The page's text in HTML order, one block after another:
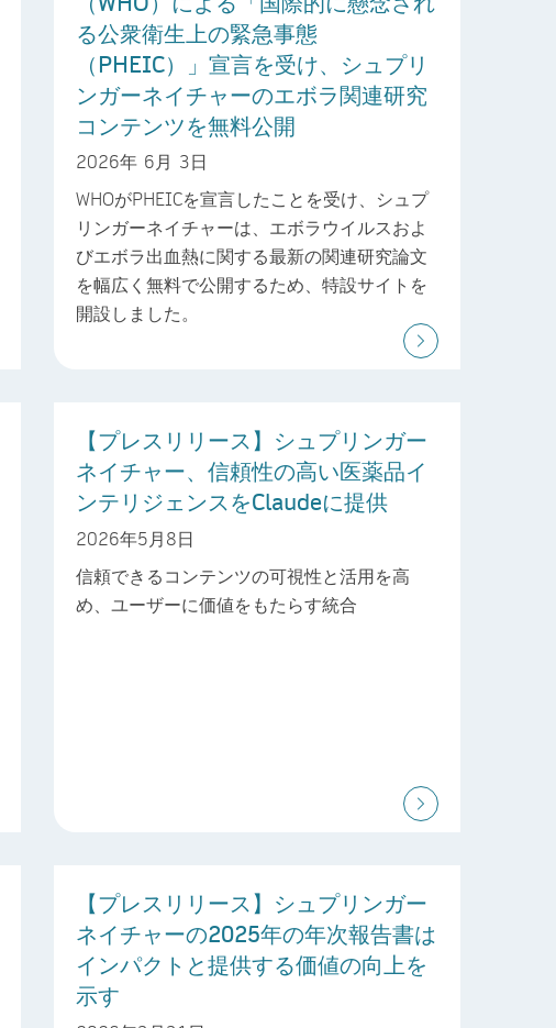
る公衆衛生上の緊急事態
（PHEIC）」宣言を受け、シュプリ
ンガーネイチャーのエボラ関連研究
コンテンツを無料公開
2026年 6月 3日
WHOがPHEICを宣言したことを受け、シュプ
リンガーネイチャーは、エボラウイルスおよ
びエボラ出血熱に関する最新の関連研究論文
を幅広く無料で公開するため、特設サイトを
開設しました。
【プレスリリース】シュプリンガー
ネイチャー、信頼性の高い医薬品イ
ンテリジェンスをClaudeに提供
2026年5月8日
信頼できるコンテンツの可視性と活用を高
め、ユーザーに価値をもたらす統合
【プレスリリース】シュプリンガー
ネイチャーの2025年の年次報告書は
インパクトと提供する価値の向上を
示す